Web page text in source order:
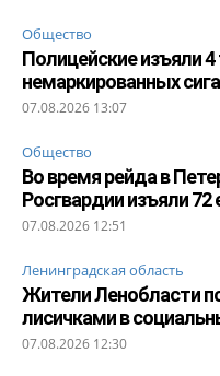
Общество
Полицейские изъяли
немаркированных
07.08.2026 13:07
Общество
Во время рейда в
Росгвардии изъяли
07.08.2026 12:51
Ленинградская область
Жители Ленобласти
лисичками в
07.08.2026 12:30